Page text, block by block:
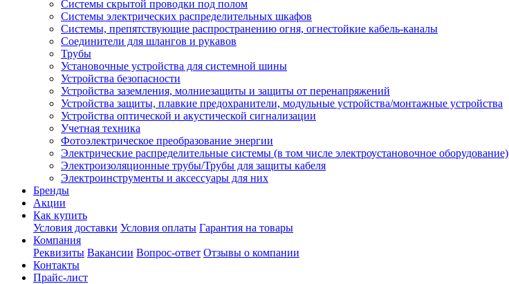
Системы скрытой проводки под полом
Системы электрических распределительных шкафов
Системы, препятствующие распространению огня, огнестойкие кабель-каналы
Соединители для шлангов и рукавов
Трубы
Установочные устройства для системной шины
Устройства безопасности
Устройства заземления, молниезащиты и защиты от перенапряжений
Устройства защиты, плавкие предохранители, модульные устройства/монтажные устройства
Устройства оптической и акустической сигнализации
Учетная техника
Фотоэлектрическое преобразование энергии
Электрические распределительные системы (в том числе электроустановочное оборудование)
Электроизоляционные трубы/Трубы для защиты кабеля
Электроинструменты и аксессуары для них
Бренды
Акции
Как купить
Условия доставки Условия оплаты Гарантия на товары
Компания
Реквизиты Вакансии Вопрос-ответ Отзывы о компании
Контакты
Прайс-лист